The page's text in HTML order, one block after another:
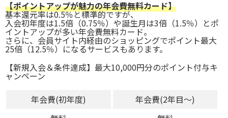
【ポイントアップが魅力の年会費無料カード】
基本還元率は0.5％と標準的ですが、
入会初年度は1.5倍（0.75％）や誕生月は3倍（1.5％）とポ
イントアップが多い年会費無料カード。
さらに、会員サイト内経由のショッピングでポイント最大
25倍（12.5％）になるサービスもあります。
【新規入会＆条件達成】最大10,000円分のポイント付与キ
ャンペーン
年会費(初年度)
年会費(2年目～)